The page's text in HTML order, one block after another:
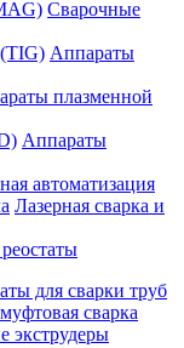
Сварочные
Аппараты
плазменной
Аппараты
автоматизация
Лазерная сварка и
для сварки труб
сварка
экструдеры